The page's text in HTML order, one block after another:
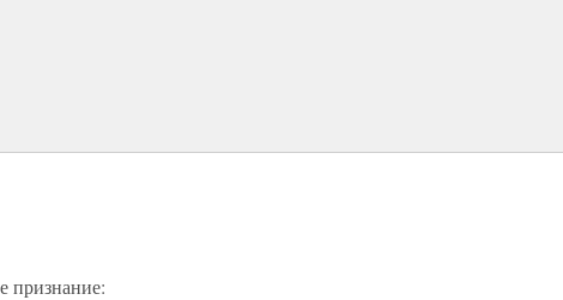
признание: